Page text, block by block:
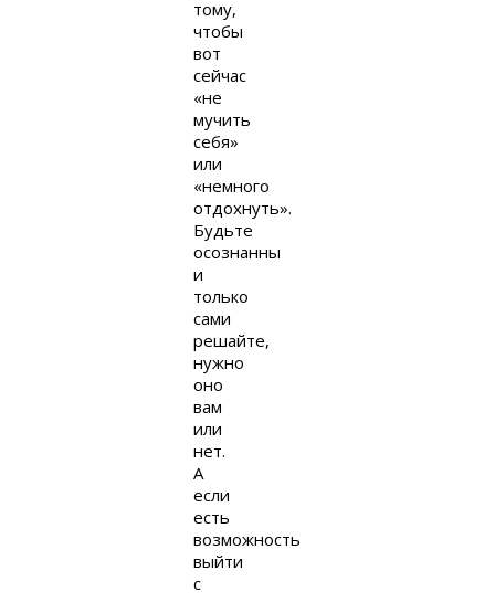
тому,
чтобы
вот
сейчас
«не
мучить
себя»
или
«немного
отдохнуть».
Будьте
осознанны
и
только
сами
решайте,
нужно
оно
вам
или
нет.
А
если
есть
возможность
выйти
с